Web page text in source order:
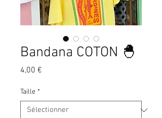
Bandana COTON 🐣
4,00 €
Taille *